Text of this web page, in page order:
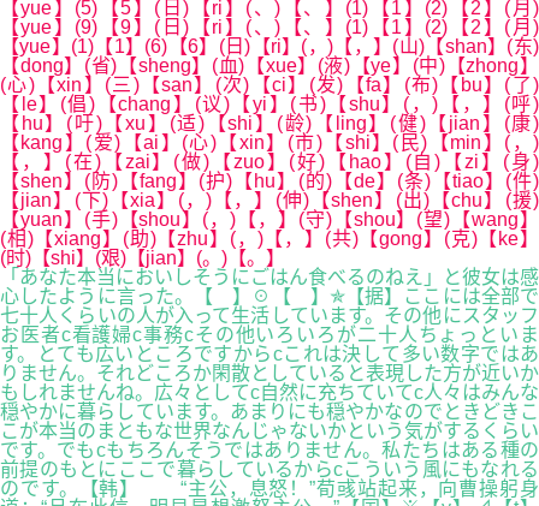
【yue】(5)【5】(日)【ri】(、)【、】(1)【1】(2)【2】(月)
【yue】(9)【9】(日)【ri】(、)【、】(1)【1】(2)【2】(月)
【yue】(1)【1】(6)【6】(日)【ri】(，)【，】(山)【shan】(东)
【dong】(省)【sheng】(血)【xue】(液)【ye】(中)【zhong】
(心)【xin】(三)【san】(次)【ci】(发)【fa】(布)【bu】(了)
【le】(倡)【chang】(议)【yi】(书)【shu】(，)【，】(呼)
【hu】(吁)【xu】(适)【shi】(龄)【ling】(健)【jian】(康)
【kang】(爱)【ai】(心)【xin】(市)【shi】(民)【min】(，)
【，】(在)【zai】(做)【zuo】(好)【hao】(自)【zi】(身)
【shen】(防)【fang】(护)【hu】(的)【de】(条)【tiao】(件)
【jian】(下)【xia】(，)【，】(伸)【shen】(出)【chu】(援)
【yuan】(手)【shou】(，)【，】(守)【shou】(望)【wang】
(相)【xiang】(助)【zhu】(，)【，】(共)【gong】(克)【ke】
(时)【shi】(艰)【jian】(。)【。】
「あなた本当においしそうにごはん食べるのねえ」と彼女は感
心したように言った。【 】☉【 】✯【据】ここには全部で
七十人くらいの人が入って生活しています。その他にスタッフ
お医者c看護婦c事務cその他いろいろが二十人ちょっといま
す。とても広いところですからcこれは決して多い数字ではあ
りません。それどころか閑散としていると表現した方が近いか
もしれませんね。広々としてc自然に充ちていてc人々はみんな
穏やかに暮らしています。あまりにも穏やかなのでときどきこ
こが本当のまともな世界なんじゃないかという気がするくらい
です。でもcもちろんそうではありません。私たちはある種の
前提のもとにここで暮らしているからcこういう風にもなれる
のです。【韩】 “主公，息怒！”荀彧站起来，向曹操躬身